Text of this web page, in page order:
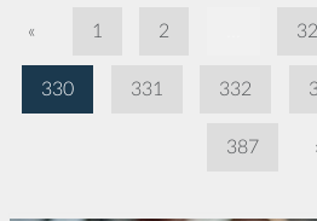
« 1 2
330 331 332
387